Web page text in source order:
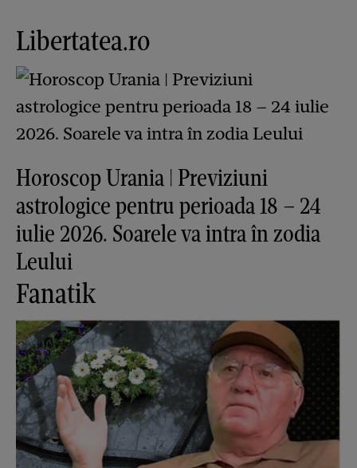
Libertatea.ro
Horoscop Urania | Previziuni
astrologice pentru perioada 18 – 24
iulie 2026. Soarele va intra în zodia
Leului
Fanatik